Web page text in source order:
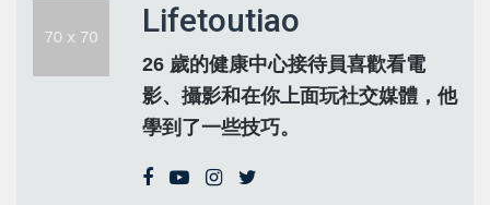
Lifetoutiao
26 歲的健康中心接待員喜歡看電
影、攝影和在你上面玩社交媒體，他
學到了一些技巧。